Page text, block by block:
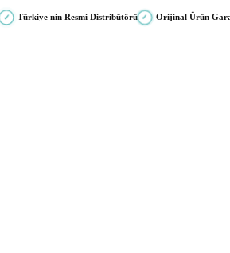
✓ Türkiye'nin Resmi Distribütörü ✓ Orijinal Ürün